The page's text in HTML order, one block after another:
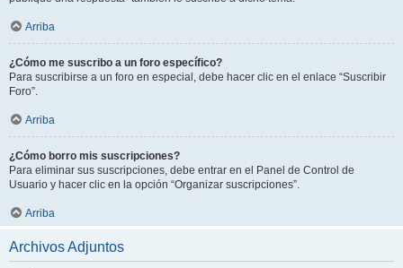
Arriba
¿Cómo me suscribo a un foro específico?
Para suscribirse a un foro en especial, debe hacer clic en el enlace “Suscribir
Foro”.
Arriba
¿Cómo borro mis suscripciones?
Para eliminar sus suscripciones, debe entrar en el Panel de Control de
Usuario y hacer clic en la opción “Organizar suscripciones”.
Arriba
Archivos Adjuntos